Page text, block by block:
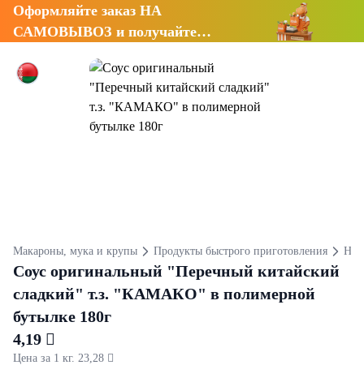
Оформляйте заказ НА
САМОВЫВОЗ и получайте
Макароны, мука и крупы Продукты быстрого приготовления
Соус оригинальный "Перечный китайский
сладкий" т.з. "КАМАКО" в полимерной
бутылке 180г
4,19 
Цена за 1 кг. 23,28 